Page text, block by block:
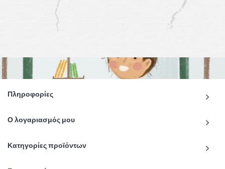
Πληροφορίες
Ο λογαριασμός μου
Κατηγορίες προϊόντων